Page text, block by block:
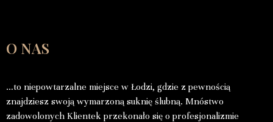
O NAS
…to niepowtarzalne miejsce w Łodzi, gdzie z pewnością
znajdziesz swoją wymarzoną suknię ślubną. Mnóstwo
zadowolonych Klientek przekonało się o profesjonalizmie